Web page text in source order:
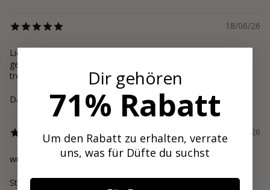
18/06/26
Liebe seit der ersten Begegnung , mittlerweile eine FullSize
geschenkt bekommen , einfach toll, unaufdringlich und
trotzdem sehr besonders
Daniela
14/06/26
wunderschöner holziger Cremeduft, unisex
Stella
Dir gehören
71% Rabatt
Um den Rabatt zu erhalten, verrate
uns, was für Düfte du suchst